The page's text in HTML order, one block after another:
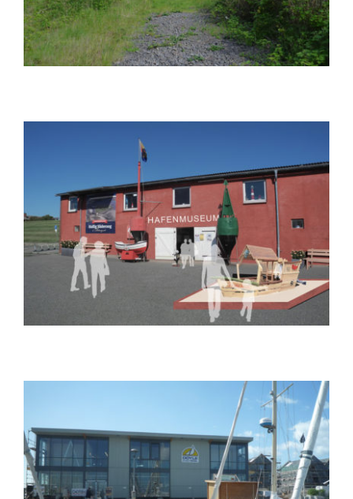
Ortskern-Entwicklungskonzept Pellworm
Erlebnissegelmacherei –